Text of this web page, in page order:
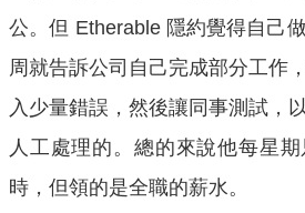
公。但 Etherable 隱約覺得自己
周就告訴公司自己完成部分工作
入少量錯誤，然後讓同事測試，
人工處理的。總的來說他每星
時，但領的是全職的薪水。